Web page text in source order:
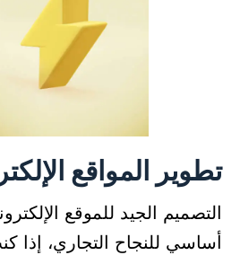
تطوير المواقع
التصميم الجيد للموقع
أساسي للنجاح التجاري،